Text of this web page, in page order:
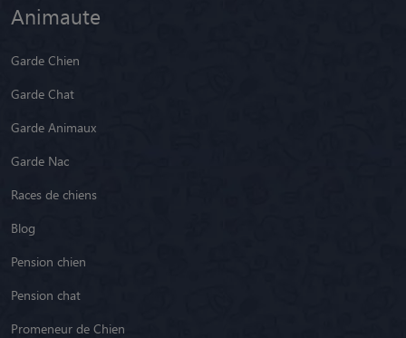
Animaute
Garde Chien
Garde Chat
Garde Animaux
Garde Nac
Races de chiens
Blog
Pension chien
Pension chat
Promeneur de Chien